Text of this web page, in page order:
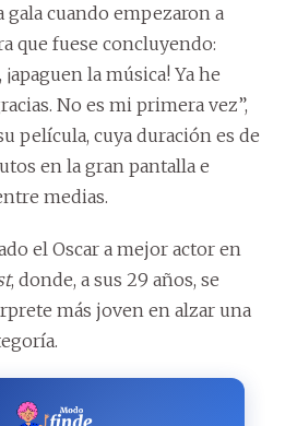
gala cuando empezaron a
que fuese concluyendo:
la música! Ya he
No es mi primera vez”,
película, cuya duración es de
en la gran pantalla e
medias.
el Oscar a mejor actor en
, donde, a sus 29 años, se
más joven en alzar una